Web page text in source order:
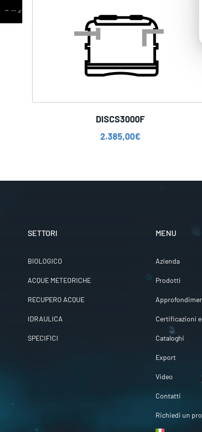
DISCS3000F
2.385,00€
SETTORI
BIOLOGICO
ACQUE METEORICHE
RECUPERO ACQUE
IDRAULICA
SPECIFICI
MENU
Azienda
Prodotti
Certificazioni
Cataloghi
Export
Video
Contatti
Richiedi un